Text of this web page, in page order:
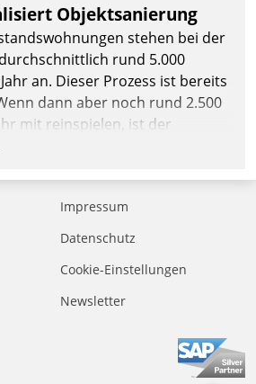
Objektsanierung
stehen bei der
rund 5.000
an. Dieser Prozess ist bereits
dann aber noch rund 2.500
mit reinspielen, ist der
immens. Im
Datatrain GmbH den
digitalisiert.
Impressum
Datenschutz
Cookie-Einstellungen
Newsletter